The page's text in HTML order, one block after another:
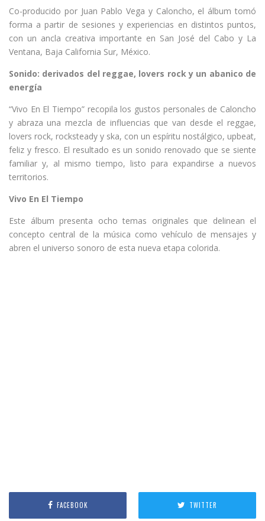
Co-producido por Juan Pablo Vega y Caloncho, el álbum tomó
forma a partir de sesiones y experiencias en distintos puntos,
con un ancla creativa importante en San José del Cabo y La
Ventana, Baja California Sur, México.
Sonido: derivados del reggae, lovers rock y un abanico de
energía
“Vivo En El Tiempo” recopila los gustos personales de Caloncho
y abraza una mezcla de influencias que van desde el reggae,
lovers rock, rocksteady y ska, con un espíritu nostálgico, upbeat,
feliz y fresco. El resultado es un sonido renovado que se siente
familiar y, al mismo tiempo, listo para expandirse a nuevos
territorios.
Vivo En El Tiempo
Este álbum presenta ocho temas originales que delinean el
concepto central de la música como vehículo de mensajes y
abren el universo sonoro de esta nueva etapa colorida.
FACEBOOK TWITTER